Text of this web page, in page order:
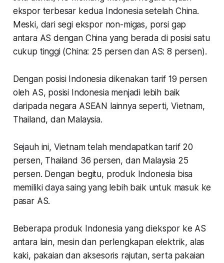
ekspor terbesar kedua Indonesia setelah China.
Meski, dari segi ekspor non-migas, porsi gap
antara AS dengan China yang berada di posisi satu
cukup tinggi (China: 25 persen dan AS: 8 persen).
Dengan posisi Indonesia dikenakan tarif 19 persen
oleh AS, posisi Indonesia menjadi lebih baik
daripada negara ASEAN lainnya seperti, Vietnam,
Thailand, dan Malaysia.
Sejauh ini, Vietnam telah mendapatkan tarif 20
persen, Thailand 36 persen, dan Malaysia 25
persen. Dengan begitu, produk Indonesia bisa
memiliki daya saing yang lebih baik untuk masuk ke
pasar AS.
Beberapa produk Indonesia yang diekspor ke AS
antara lain, mesin dan perlengkapan elektrik, alas
kaki, pakaian dan aksesoris rajutan, serta pakaian